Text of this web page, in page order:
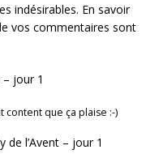
indésirables. En savoir
vos commentaires sont
– jour 1
content que ça plaise :-)
de l’Avent – jour 1